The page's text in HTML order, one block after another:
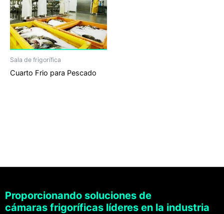
Sala de frigorífica
Cuarto Frio para Pescado
Proporcionando soluciones de
cámaras frigoríficas líderes en la industria